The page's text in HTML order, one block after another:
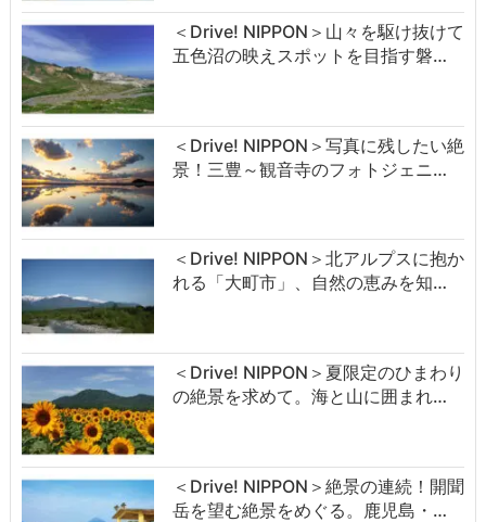
＜Drive! NIPPON＞山々を駆け抜けて
五色沼の映えスポットを目指す磐…
＜Drive! NIPPON＞写真に残したい絶
景！三豊～観音寺のフォトジェニ…
＜Drive! NIPPON＞北アルプスに抱か
れる「大町市」、自然の恵みを知…
＜Drive! NIPPON＞夏限定のひまわり
の絶景を求めて。海と山に囲まれ…
＜Drive! NIPPON＞絶景の連続！開聞
岳を望む絶景をめぐる。鹿児島・…